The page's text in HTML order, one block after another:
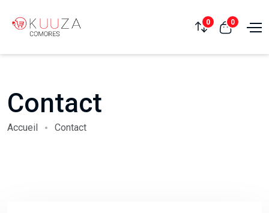
0 0
Contact
Accueil Contact